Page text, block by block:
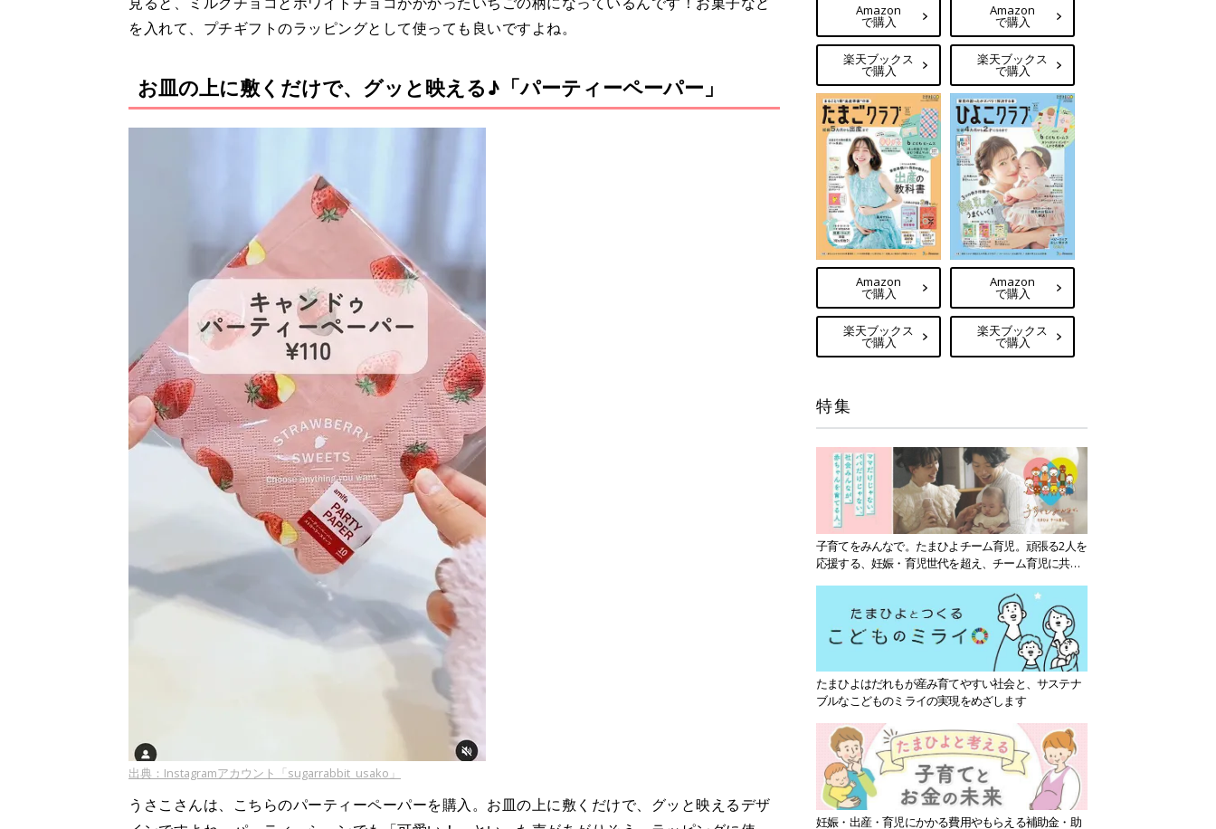
を入れて、プチギフトのラッピングとして使っても良いですよね。
お皿の上に敷くだけで、グッと映える♪「パーティーペーパー」
出典：Instagramアカウント「sugarrabbit_usako」
うさこさんは、こちらのパーティーペーパーを購入。お皿の上に敷くだけで、グッと映えるデザ
Amazon
で購入
楽天ブックス
で購入
Amazon
で購入
楽天ブックス
で購入
Amazon
で購入
楽天ブックス
で購入
Amazon
で購入
楽天ブックス
で購入
特集
子育てをみんなで。たまひよチーム育児。頑張る2人を
応援する、妊娠・育児世代を超え、チーム育児に共感
たまひよはだれもが産み育てやすい社会と、サステナ
ブルなこどものミライの実現をめざします
妊娠・出産・育児にかかる費用やもらえる補助金・助